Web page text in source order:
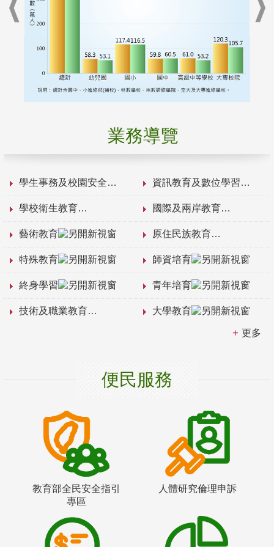
業務導覽
學生事務及校園安全 資訊教育及數位學習
學校衛生教育 國際及兩岸教育
藝術教育 原住民族教育
特殊教育 師資培育
終身學習 青年培育
技術及職業教育 大學教育
更多
便民服務
教育部全民安全指引
專區
人體研究倫理申訴